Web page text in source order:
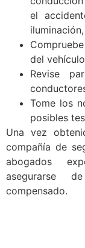
el
del
Revise
Tome los
posibles
Una vez
compañía de
abogados
asegurarse
compensado.